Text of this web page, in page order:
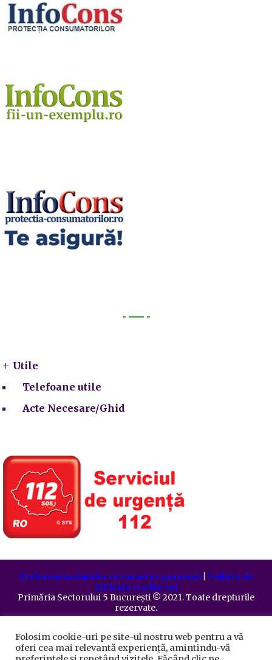
Utile
Telefoane utile
Acte Necesare/Ghid
Prelucrarea datelor cu caracter personal| Politica de
utilizare cookie-uri
Primăria Sectorului 5 București ©️ 2021. Toate drepturile
rezervate.
Folosim cookie-uri pe site-ul nostru web pentru a vă
oferi cea mai relevantă experiență, amintindu-vă